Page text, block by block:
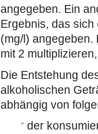
angegeben. Ein
Ergebnis, das sich
(mg/l) angegeben.
mit 2
Die Entstehung
alkoholischen
abhängig von
der